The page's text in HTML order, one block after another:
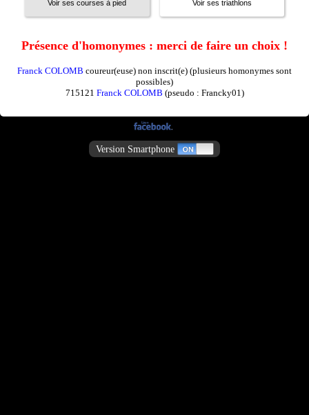
Présence d'homonymes : merci de faire un choix !
Franck COLOMB coureur(euse) non inscrit(e) (plusieurs homonymes sont
possibles)
715121 Franck COLOMB (pseudo : Francky01)
Version Smartphone